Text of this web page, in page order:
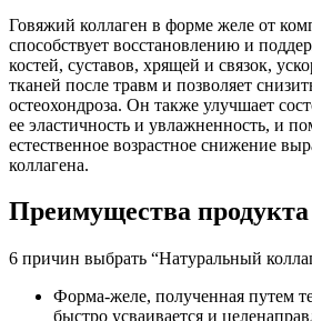
Говяжий коллаген в форме желе от
способствует восстановлению и
костей, суставов, хрящей и связок,
тканей после травм и позволяет
остеохондроза. Он также улучшает
ее эластичность и увлажненность, и
естественное возрастное снижение
коллагена.
Преимущества продукта
6 причин выбрать “Натуральный
Форма-желе, полученная путем
быстро усваивается и